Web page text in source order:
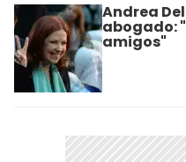
Andrea
abogado:
amigos"